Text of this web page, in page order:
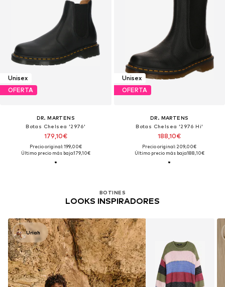
Unisex
OFERTA
DR. MARTENS
Botas Chelsea '2976'
179,10€
Precio original: 199,00€
Último precio más bajo:179,10€
Unisex
OFERTA
DR. MARTENS
Botas Chelsea '2976 Hi'
188,10€
Precio original: 209,00€
Último precio más bajo:188,10€
BOTINES
LOOKS INSPIRADORES
Uriah